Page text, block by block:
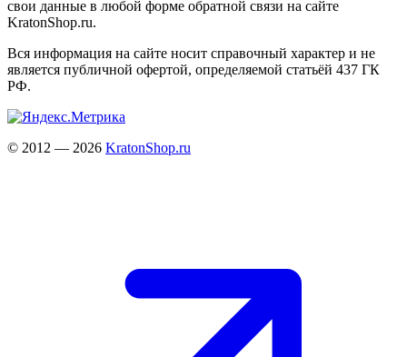
свои данные в любой форме обратной связи на сайте
KratonShop.ru.
Вся информация на сайте носит справочный характер и не
является публичной офертой, определяемой статьёй 437 ГК
РФ.
© 2012 — 2026 KratonShop.ru